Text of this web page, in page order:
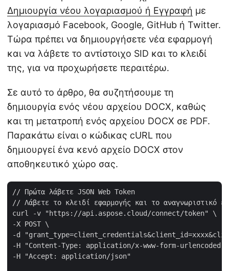
Δημιουργία νέου λογαριασμού ή Εγγραφή με
λογαριασμό Facebook, Google, GitHub ή Twitter.
Τώρα πρέπει να δημιουργήσετε νέα εφαρμογή
και να λάβετε το αντίστοιχο SID και το κλειδί
της, για να προχωρήσετε περαιτέρω.
Σε αυτό το άρθρο, θα συζητήσουμε τη
δημιουργία ενός νέου αρχείου DOCX, καθώς
και τη μετατροπή ενός αρχείου DOCX σε PDF.
Παρακάτω είναι ο κώδικας cURL που
δημιουργεί ένα κενό αρχείο DOCX στον
αποθηκευτικό χώρο σας.
// Πρώτα λάβετε JSON Web Token
// Λάβετε το κλειδί εφαρμογής και το
curl -v "https://api.aspose.cloud/connect/token" \
-X POST \
-d
-H "Content-Type: application/x-www-form-
-H "Accept: application/json"